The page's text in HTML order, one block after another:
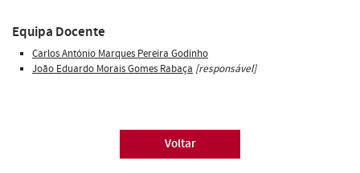
Equipa Docente
Carlos António Marques Pereira Godinho
João Eduardo Morais Gomes Rabaça [responsável]
Voltar